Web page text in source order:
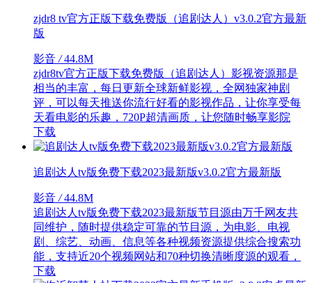
zjdr8 tv官方正版下载免费版（追剧达人）v3.0.2官方最新
版
影音 /44.8M
zjdr8tv官方正版下载免费版（追剧达人）影视资源那是
相当的丰富，每日更新全球新鲜影视，全网独家神剧
评，可以每天推送你流行好看的影视作品，让你享受每
天看电影的乐趣，720P超清画质，让您随时畅享影院
下载
追剧达人tv版免费下载2023最新版v3.0.2官方最新版
影音 /44.8M
追剧达人tv版免费下载2023最新版节目源由万千网友共
同维护，随时提供稳定可靠的节目源，为电影、电视
剧、综艺、动画、信息等各种视频资源提供综合搜索功
能，支持近20个视频网站和70种切换清晰度源的观看，
下载